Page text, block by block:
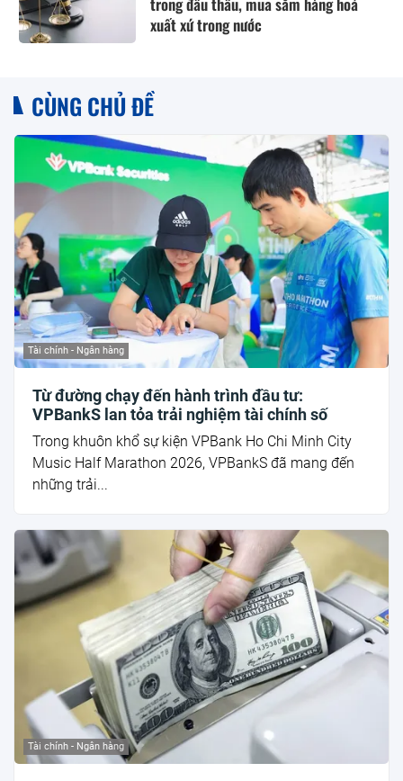
xuất xứ trong nước
CÙNG CHỦ ĐỀ
Tài chính - Ngân hàng
Từ đường chạy đến hành trình đầu tư:
VPBankS lan tỏa trải nghiệm tài chính số
Trong khuôn khổ sự kiện VPBank Ho Chi Minh City
Music Half Marathon 2026, VPBankS đã mang đến
những trải...
Tài chính - Ngân hàng